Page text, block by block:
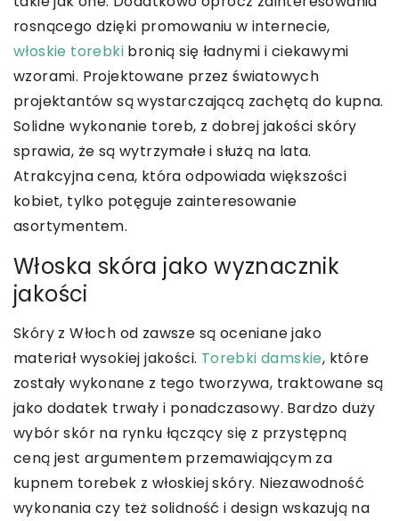
rosnącego dzięki promowaniu w internecie,
włoskie torebki bronią się ładnymi i ciekawymi
wzorami. Projektowane przez światowych
projektantów są wystarczającą zachętą do kupna.
Solidne wykonanie toreb, z dobrej jakości skóry
sprawia, że są wytrzymałe i służą na lata.
Atrakcyjna cena, która odpowiada większości
kobiet, tylko potęguje zainteresowanie
asortymentem.
Włoska skóra jako wyznacznik
jakości
Skóry z Włoch od zawsze są oceniane jako
materiał wysokiej jakości. Torebki damskie, które
zostały wykonane z tego tworzywa, traktowane są
jako dodatek trwały i ponadczasowy. Bardzo duży
wybór skór na rynku łączący się z przystępną
ceną jest argumentem przemawiającym za
kupnem torebek z włoskiej skóry. Niezawodność
wykonania czy też solidność i design wskazują na